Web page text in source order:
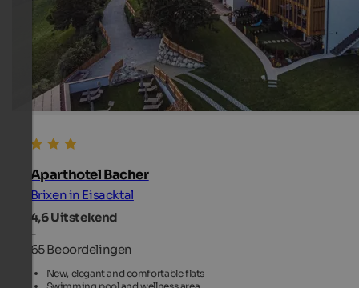
Aparthotel Bacher
Brixen in Eisacktal
4,6Uitstekend
-
65 Beoordelingen
New, elegant and comfortable flats